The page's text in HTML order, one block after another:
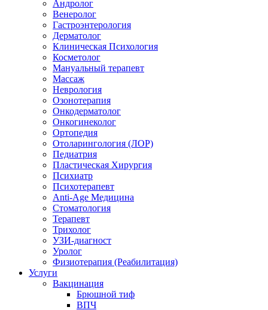
Андролог
Венеролог
Гастроэнтерология
Дерматолог
Клиническая Психология
Косметолог
Мануальный терапевт
Массаж
Неврология
Озонотерапия
Онкодерматолог
Онкогинеколог
Ортопедия
Отоларингология (ЛОР)
Педиатрия
Пластическая Хирургия
Психиатр
Психотерапевт
Anti-Age Медицина
Стоматология
Терапевт
Трихолог
УЗИ-диагност
Уролог
Физиотерапия (Реабилитация)
Услуги
Вакцинация
Брюшной тиф
ВПЧ